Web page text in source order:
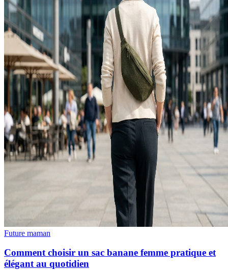
Future maman
Comment choisir un sac banane femme pratique et
élégant au quotidien